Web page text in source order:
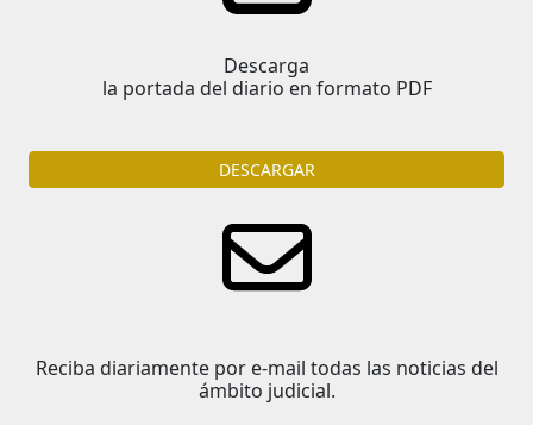
Descarga
la portada del diario en formato PDF
DESCARGAR
Reciba diariamente por e-mail todas las noticias del
ámbito judicial.